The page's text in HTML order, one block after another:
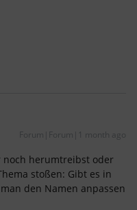
Forum|Forum|1 month ago
noch herumtreibst oder
stoßen: Gibt es in
den Namen anpassen